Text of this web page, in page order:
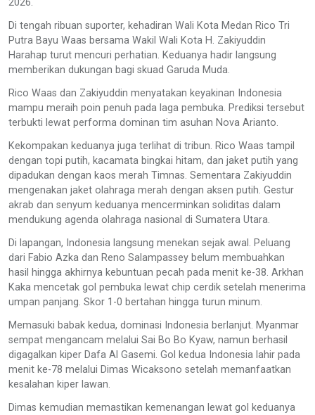
Di tengah ribuan suporter, kehadiran Wali Kota Medan Rico Tri
Putra Bayu Waas bersama Wakil Wali Kota H. Zakiyuddin
Harahap turut mencuri perhatian. Keduanya hadir langsung
memberikan dukungan bagi skuad Garuda Muda.
Rico Waas dan Zakiyuddin menyatakan keyakinan Indonesia
mampu meraih poin penuh pada laga pembuka. Prediksi tersebut
terbukti lewat performa dominan tim asuhan Nova Arianto.
Kekompakan keduanya juga terlihat di tribun. Rico Waas tampil
dengan topi putih, kacamata bingkai hitam, dan jaket putih yang
dipadukan dengan kaos merah Timnas. Sementara Zakiyuddin
mengenakan jaket olahraga merah dengan aksen putih. Gestur
akrab dan senyum keduanya mencerminkan soliditas dalam
mendukung agenda olahraga nasional di Sumatera Utara.
Di lapangan, Indonesia langsung menekan sejak awal. Peluang
dari Fabio Azka dan Reno Salampassey belum membuahkan
hasil hingga akhirnya kebuntuan pecah pada menit ke-38. Arkhan
Kaka mencetak gol pembuka lewat chip cerdik setelah menerima
umpan panjang. Skor 1-0 bertahan hingga turun minum.
Memasuki babak kedua, dominasi Indonesia berlanjut. Myanmar
sempat mengancam melalui Sai Bo Bo Kyaw, namun berhasil
digagalkan kiper Dafa Al Gasemi. Gol kedua Indonesia lahir pada
menit ke-78 melalui Dimas Wicaksono setelah memanfaatkan
kesalahan kiper lawan.
Dimas kemudian memastikan kemenangan lewat gol keduanya